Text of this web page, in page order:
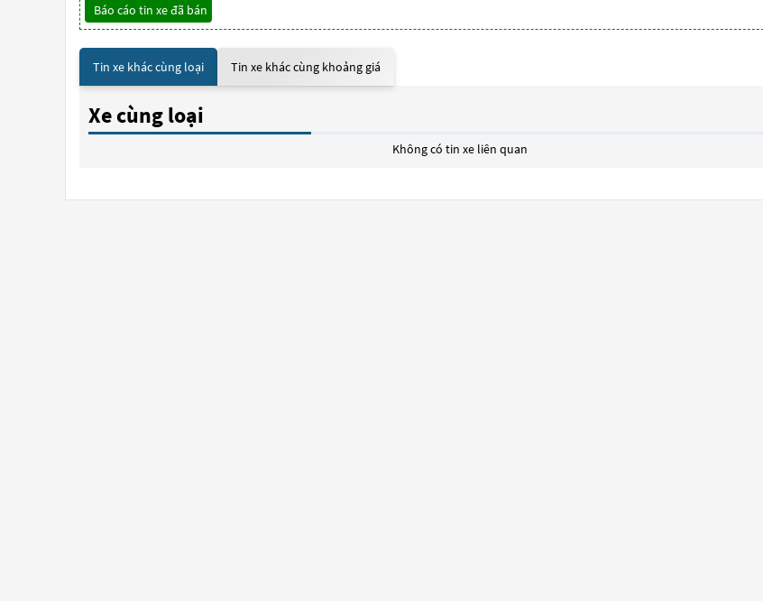
Báo cáo tin xe đã bán
Tin xe khác cùng loại Tin xe khác cùng khoảng giá
Xe cùng loại
Không có tin xe liên quan